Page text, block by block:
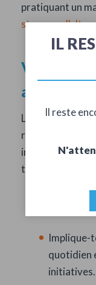
pratiquant un
stage ou
Valoriser
alternance
Le BTS NDRC
repose sur la
initiale ou
ton expérience
Choisis
vraiment
Implique-
quotidien
initiatives.
IL
Il reste